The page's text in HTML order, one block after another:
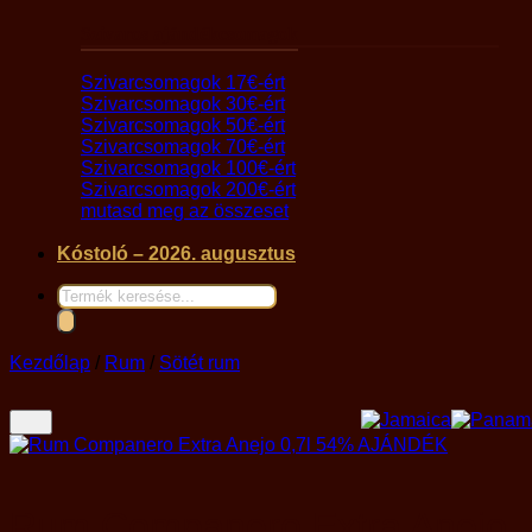
Szivarcsomagok 17€-ért
Szivarcsomagok 30€-ért
Szivarcsomagok 50€-ért
Szivarcsomagok 70€-ért
Szivarcsomagok 100€-ért
Szivarcsomagok 200€-ért
mutasd meg az összeset
Kóstoló – 2026. augusztus
Products
search
Kezdőlap / Rum / Sötét rum